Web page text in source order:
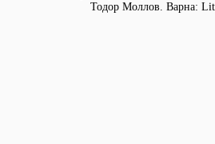
Тодор Моллов. Варна: